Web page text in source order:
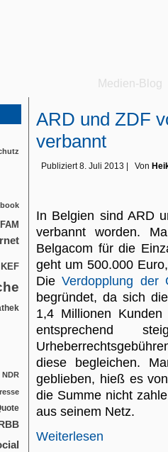
Medien-Blog
KEF
NDR
ARD und ZDF
verbannt
Publiziert 8. Juli 2013 Von
In Belgien sind ARD
verbannt worden.
Belgacom für die
geht um 500.000
DieVerdopplung
begründet, da sich
1,4 Millionen
entsprechend
diese begleichen.
geblieben, hieß es
die Summe nicht
aus seinem Netz.
Weiterlesen